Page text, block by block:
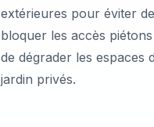
extérieures pour éviter de
bloquer les accès
de dégrader les espaces
jardin privés.